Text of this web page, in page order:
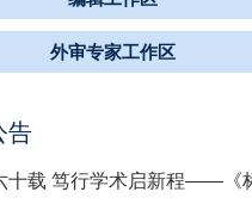
外审专家工作区
告
十载 笃行学术启新程——《